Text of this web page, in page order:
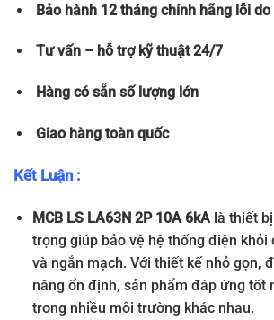
Bảo hành 12 tháng chính hãng lỗi
Tư vấn – hỗ trợ kỹ thuật 24/7
Hàng có sẵn số lượng lớn
Giao hàng toàn quốc
Kết Luận :
MCB LS LA63N 2P 10A 6kAlà thiết bị
trọng giúp bảo vệ hệ thống điện khỏi
và ngắn mạch. Với thiết kế nhỏ gọn,
năng ổn định, sản phẩm đáp ứng tốt
trong nhiều môi trường khác nhau.